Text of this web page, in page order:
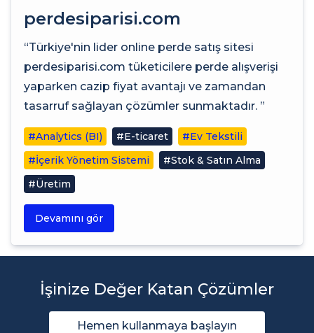
perdesiparisi.com
“Türkiye'nin lider online perde satış sitesi
perdesiparisi.com tüketicilere perde alışverişi
yaparken cazip fiyat avantajı ve zamandan
tasarruf sağlayan çözümler sunmaktadır. ”
#Analytics (BI) #E-ticaret
#Ev Tekstili
#İçerik Yönetim Sistemi
#Stok & Satın Alma
#Üretim
Devamını gör
İşinize Değer Katan Çözümler
Hemen kullanmaya başlayın